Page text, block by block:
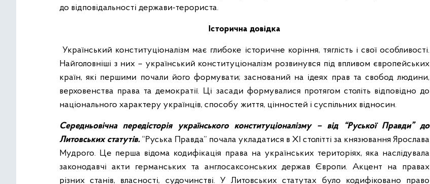
до відповідальності держави-терориста.
Історична довідка
Український конституціоналізм має глибоке історичне коріння, тяглість і свої особливості.
Найголовніші з них – український конституціоналізм розвинувся під впливом європейських
країн, які першими почали його формувати; заснований на ідеях прав та свобод людини,
верховенства права та демократії. Ці засади формувалися протягом століть відповідно до
національного характеру українців, способу життя, цінностей і суспільних відносин.
Середньовічна передісторія українського конституціоналізму – від “Руської Правди” до
Литовських статутів. “Руська Правда” почала укладатися в ХІ столітті за князювання Ярослава
Мудрого. Це перша відома кодифікація права на українських територіях, яка наслідувала
законодавчі акти германських та англосаксонських держав Європи. Акцент на правах
різних станів, власності, судочинстві. У Литовських статутах було кодифіковано право